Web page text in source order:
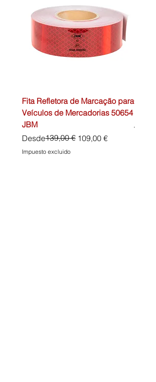
Fita Refletora de Marcação para
Veículos de Mercadorias 50654
JBM
Desde
Precio139,00 € 109,00 €
Precio de oferta
Impuesto excluido
Precio
45,00 €